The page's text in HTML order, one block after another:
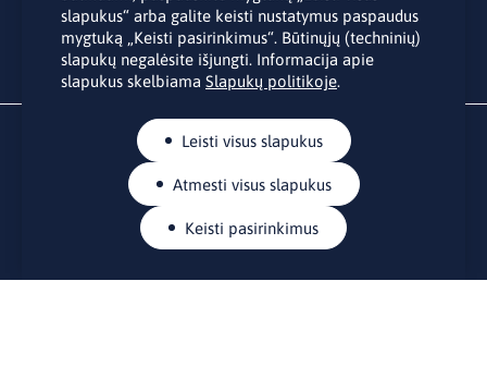
slapukus“ arba galite keisti nustatymus paspaudus
mygtuką „Keisti pasirinkimus“. Būtinųjų (techninių)
slapukų negalėsite išjungti. Informacija apie
slapukus skelbiama Slapukų politikoje.
Leisti visus slapukus
Atmesti visus slapukus
Keisti pasirinkimus